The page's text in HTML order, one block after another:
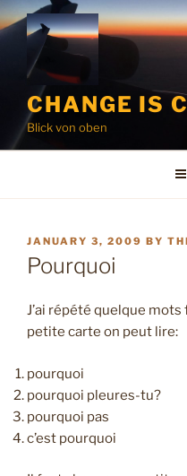
Skip
to
content
CHANGE IS
Blick von oben
POSTED
ON
JANUARY 3, 2009 BY
Pourquoi
J’ai répété quelque mots
petite carte on peut lire:
pourquoi
pourquoi pleures-tu?
pourquoi pas
c’est pourquoi